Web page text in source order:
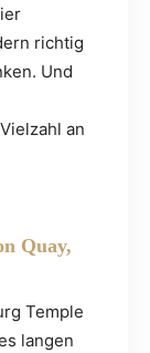
richtig
Und
an
Quay,
Temple
langen